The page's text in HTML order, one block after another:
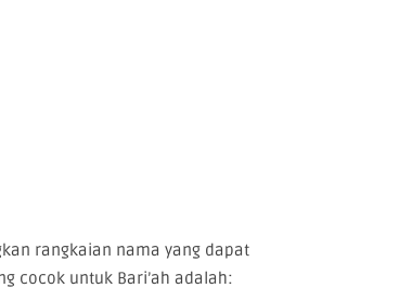
rangkaian nama yang dapat
cocok untuk Bari’ah adalah: